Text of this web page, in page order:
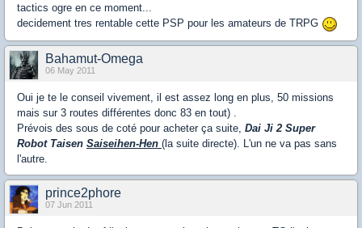
tactics ogre en ce moment...
decidement tres rentable cette PSP pour les amateurs de TRPG
Bahamut-Omega
06 May 2011
Oui je te le conseil vivement, il est assez long en plus, 50 missions
mais sur 3 routes différentes donc 83 en tout) .
Prévois des sous de coté pour acheter ça suite, Dai Ji 2 Super
Robot Taisen Saiseihen-Hen (la suite directe). L'un ne va pas sans
l'autre.
prince2phore
07 Jun 2011